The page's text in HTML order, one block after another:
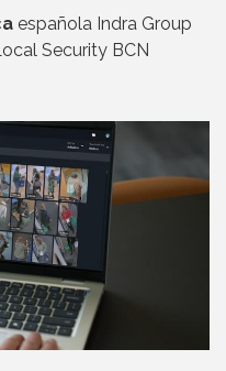
española Indra Group
Security BCN